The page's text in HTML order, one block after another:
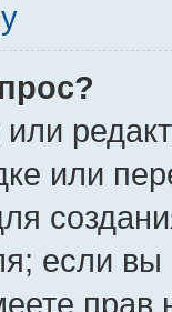
или
если
прав